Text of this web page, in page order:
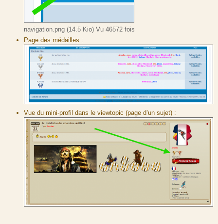
navigation.png (14.5 Kio) Vu 46572 fois
Page des médailles :
Vue du mini-profil dans le viewtopic (page d’un sujet) :